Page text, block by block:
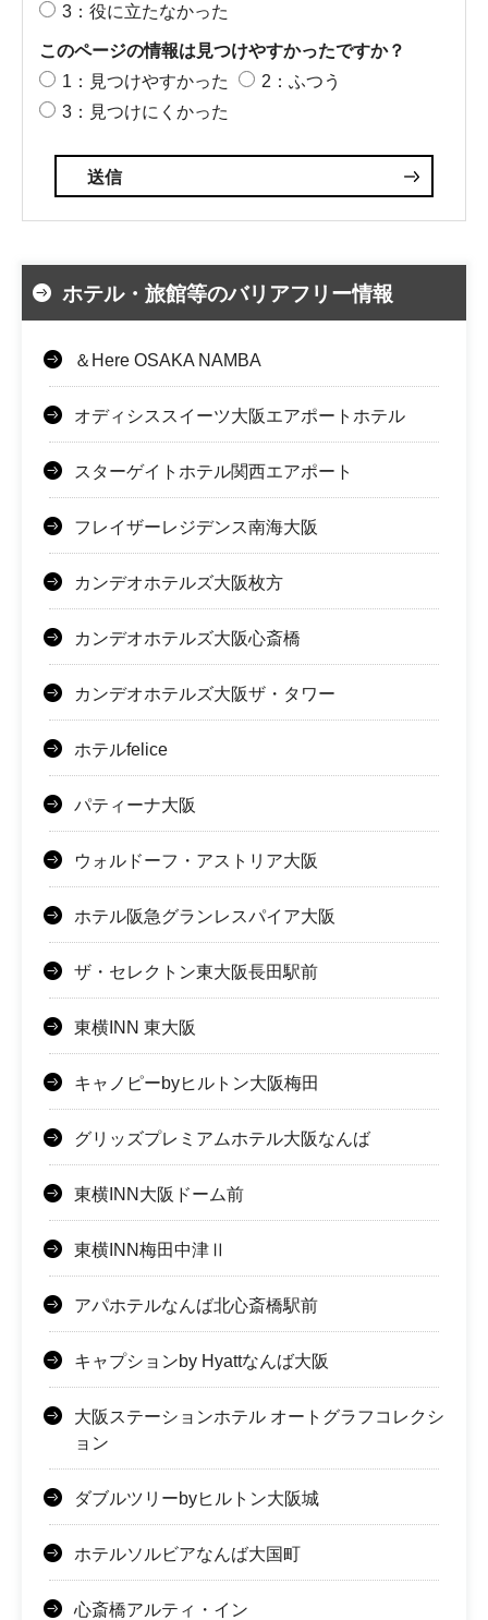
3：役に立たなかった
このページの情報は見つけやすかったですか？
1：見つけやすかった
2：ふつう
3：見つけにくかった
ホテル・旅館等のバリアフリー情報
＆Here OSAKA NAMBA
オディシススイーツ大阪エアポートホテル
スターゲイトホテル関西エアポート
フレイザーレジデンス南海大阪
カンデオホテルズ大阪枚方
カンデオホテルズ大阪心斎橋
カンデオホテルズ大阪ザ・タワー
ホテルfelice
パティーナ大阪
ウォルドーフ・アストリア大阪
ホテル阪急グランレスパイア大阪
ザ・セレクトン東大阪長田駅前
東横INN 東大阪
キャノピーbyヒルトン大阪梅田
グリッズプレミアムホテル大阪なんば
東横INN大阪ドーム前
東横INN梅田中津Ⅱ
アパホテルなんば北心斎橋駅前
キャプションby Hyattなんば大阪
大阪ステーションホテル オートグラフコレクシ
ョン
ダブルツリーbyヒルトン大阪城
ホテルソルビアなんば大国町
心斎橋アルティ・イン